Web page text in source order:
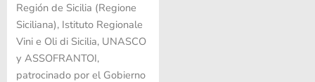
Región de Sicilia (Regione
Siciliana), Istituto Regionale
Vini e Oli di Sicilia, UNASCO
y ASSOFRANTOI,
patrocinado por el Gobierno